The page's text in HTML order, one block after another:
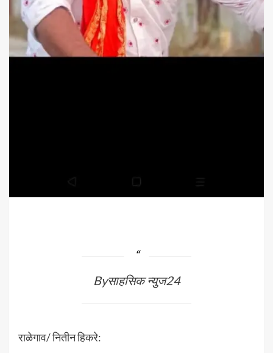
Byसाहसिक न्युज24
राळेगाव/ नितीन हिकरे: